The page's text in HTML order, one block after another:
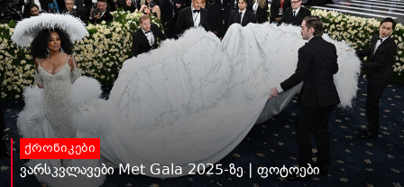
ქრონიკები
ვარსკვლავები Met Gala 2025-ზე | ფოტოები